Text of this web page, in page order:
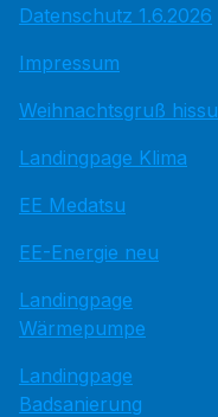
Datenschutz 1.6.2026
Impressum
Weihnachtsgruß hissu
Landingpage Klima
EE Medatsu
EE-Energie neu
Landingpage
Wärmepumpe
Landingpage
Badsanierung